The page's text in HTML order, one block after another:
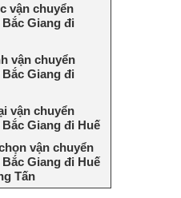
vận chuyển
Giang đi
vận chuyển
Giang đi
vận chuyển
Giang đi Huế
vận chuyển
Giang đi Huế
Tấn